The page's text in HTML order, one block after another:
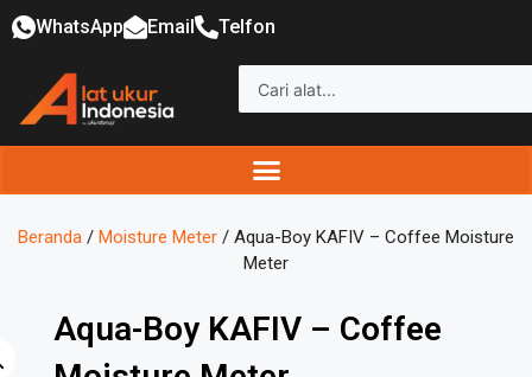
WhatsApp Email Telfon
Beranda / Moisture Meter / Aqua-Boy KAFIV – Coffee Moisture
Meter
Aqua-Boy KAFIV – Coffee